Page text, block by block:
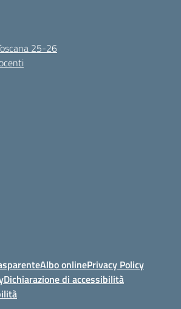
25-26
Albo onlinePrivacy Policy
Dichiarazione di accessibilità